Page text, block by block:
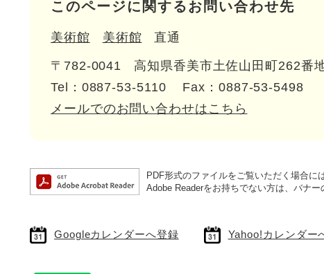
このページに関するお問い合わせ先
美術館 美術館 直通
〒782-0041
高知県香美市土佐山田町262番
Tel：0887-53-5110
Fax：0887-53-5498
メールでのお問い合わせはこちら
PDF形式のファイルをご覧いただく場合に
Adobe Readerをお持ちでない方は、バナ
Googleカレンダーへ登録 Yahoo!カレンダー